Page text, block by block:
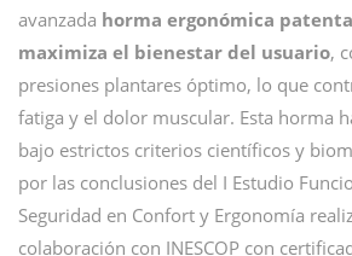
avanzada horma ergonómica
maximiza el bienestar del usuario,
presiones plantares óptimo, lo que
fatiga y el dolor muscular. Esta horma
bajo estrictos criterios científicos y
por las conclusiones del I Estudio
Seguridad en Confort y Ergonomía
colaboración con INESCOP con